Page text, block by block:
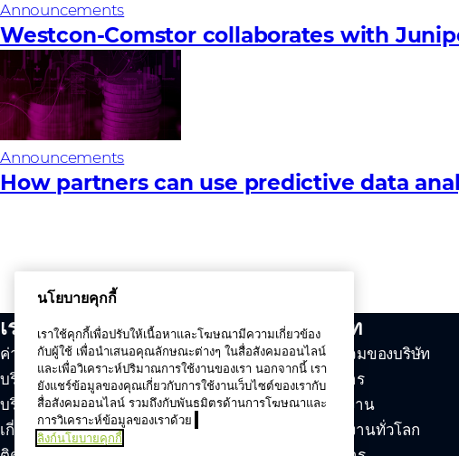
Announcements
Westcon-Comstor collaborates with
Announcements
How partners can use predictive data
เราทำอะไรบ้าง
ค่านิยมของเรา
บริษัทผู้จัดจำหน่าย
บริการ
เกี่ยวกับเรา
บริษัท
ภาพรวมของบริษัท
ผู้บริหาร
สมัครงาน
สำนักงานทั่วโลก
นโยบายคุกกี้
เราใช้คุกกี้เพื่อปรับให้เนื้อหาและโฆษณามีความเกี่ยวข้อง
กับผู้ใช้ เพื่อนำเสนอคุณลักษณะต่างๆ ในสื่อสังคมออนไลน์
และเพื่อวิเคราะห์ปริมาณการใช้งานของเรา นอกจากนี้ เรา
ยังแชร์ข้อมูลของคุณเกี่ยวกับการใช้งานเว็บไซต์ของเรากับ
สื่อสังคมออนไลน์ รวมถึงกับพันธมิตรด้านการโฆษณาและ
การวิเคราะห์ข้อมูลของเราด้วย
ลิงก์นโยบายคุกกี้